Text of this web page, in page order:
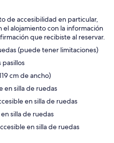
de accesibilidad en particular,
alojamiento con la información
que recibiste al reservar.
(puede tener limitaciones)
pasillos
cm de ancho)
en silla de ruedas
en silla de ruedas
silla de ruedas
en silla de ruedas